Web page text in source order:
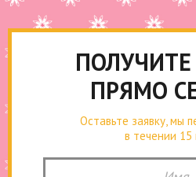
ПОЛУЧИТЕ
ПРЯМО
Оставьте заявку, мы
в течении 15